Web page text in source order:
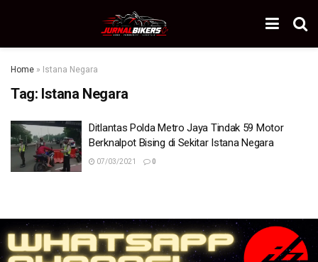
Home » Istana Negara
Tag: Istana Negara
Ditlantas Polda Metro Jaya Tindak 59 Motor
Berknalpot Bising di Sekitar Istana Negara
07/03/2021 0